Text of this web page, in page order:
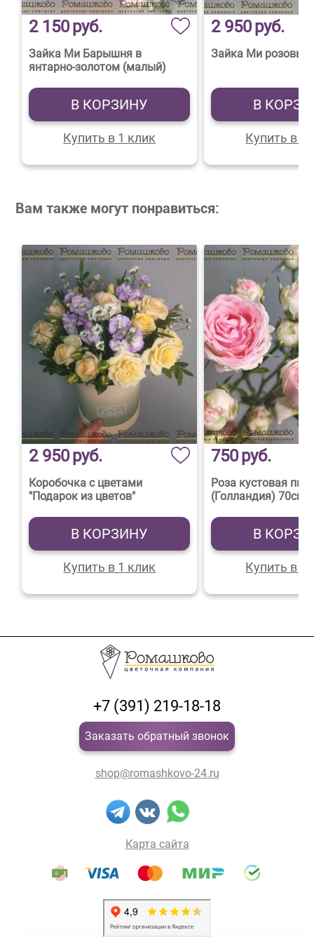
2 150руб.
Зайка Ми Барышня в
янтарно-золотом (малый)
В КОРЗИНУ
Купить в 1 клик
2 950руб.
Зайка Ми розовый
В
Купить в 1
Вам также могут понравиться:
2 950руб.
Коробочка с цветами
"Подарок из цветов"
В КОРЗИНУ
Купить в 1 клик
750руб.
Роза кустовая
(Голландия) 70см
В
Купить в 1
+7 (391) 219-18-18
Заказать обратный звонок
shop@romashkovo-24.ru
Карта сайта